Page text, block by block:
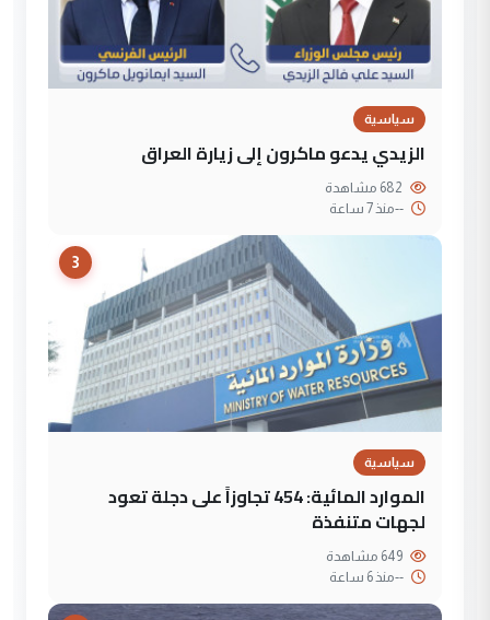
سياسية
الزيدي يدعو ماكرون إلى زيارة العراق
--منذ 7 ساعة
3
سياسية
الموارد المائية: 454 تجاوزاً على دجلة تعود
لجهات متنفذة
--منذ 6 ساعة